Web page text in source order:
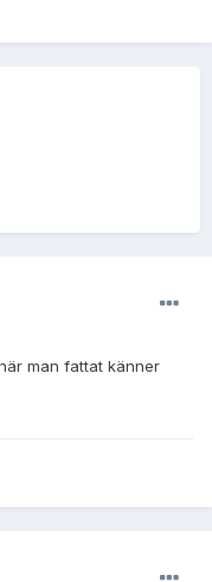
man fattat känner